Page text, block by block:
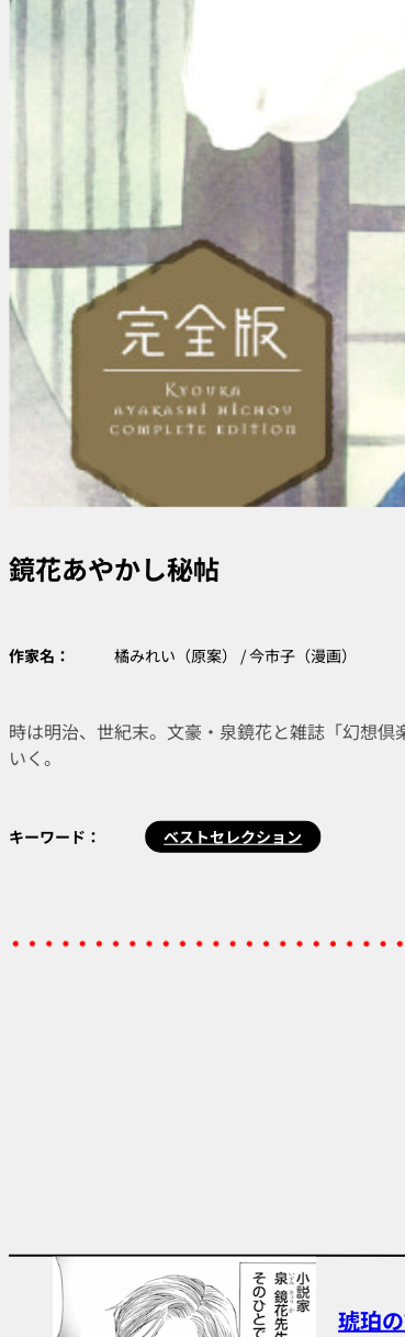
鏡花あやかし秘帖
作家名： 橘みれい（原案） / 今市子（漫画）
時は明治、世紀末。文豪・泉鏡花と雑誌「幻想
いく。
キーワード： ベストセレクション
琥珀